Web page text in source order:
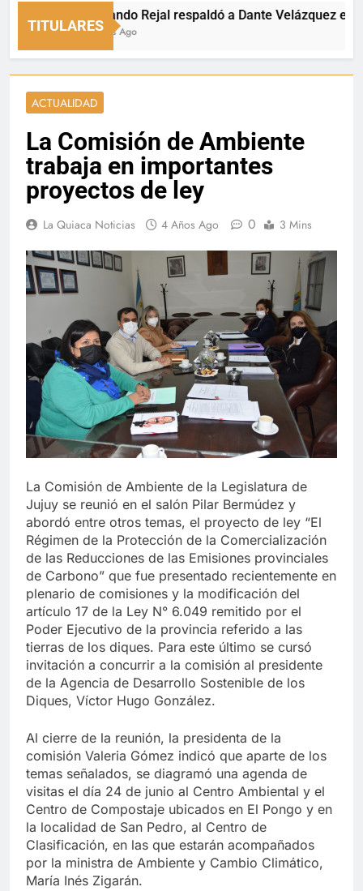
TITULARES
Fernando Rejal respaldó a Dante Velázquez en el
3 Horas Ago
ACTUALIDAD
La Comisión de Ambiente
trabaja en importantes
proyectos de ley
La Quiaca Noticias 4 Años Ago 0 3 Mins
La Comisión de Ambiente de la Legislatura de
Jujuy se reunió en el salón Pilar Bermúdez y
abordó entre otros temas, el proyecto de ley “El
Régimen de la Protección de la Comercialización
de las Reducciones de las Emisiones provinciales
de Carbono” que fue presentado recientemente en
plenario de comisiones y la modificación del
artículo 17 de la Ley N° 6.049 remitido por el
Poder Ejecutivo de la provincia referido a las
tierras de los diques. Para este último se cursó
invitación a concurrir a la comisión al presidente
de la Agencia de Desarrollo Sostenible de los
Diques, Víctor Hugo González.
Al cierre de la reunión, la presidenta de la
comisión Valeria Gómez indicó que aparte de los
temas señalados, se diagramó una agenda de
visitas el día 24 de junio al Centro Ambiental y el
Centro de Compostaje ubicados en El Pongo y en
la localidad de San Pedro, al Centro de
Clasificación, en las que estarán acompañados
por la ministra de Ambiente y Cambio Climático,
María Inés Zigarán.